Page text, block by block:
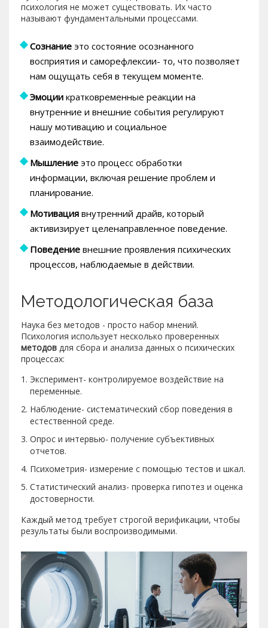
психология не может существовать. Их часто
называют фундаментальными процессами.
Сознание это состояние осознанного
восприятия и саморефлексии- то, что позволяет
нам ощущать себя в текущем моменте.
Эмоции кратковременные реакции на
внутренние и внешние события регулируют
нашу мотивацию и социальное
взаимодействие.
Мышление это процесс обработки
информации, включая решение проблем и
планирование.
Мотивация внутренний драйв, который
активизирует целенаправленное поведение.
Поведение внешние проявления психических
процессов, наблюдаемые в действии.
Методологическая база
Наука без методов - просто набор мнений.
Психология использует несколько проверенных
методов для сбора и анализа данных о психических
процессах:
Эксперимент- контролируемое воздействие на
переменные.
Наблюдение- систематический сбор поведения в
естественной среде.
Опрос и интервью- получение субъективных
отчетов.
Психометрия- измерение с помощью тестов и шкал.
Статистический анализ- проверка гипотез и оценка
достоверности.
Каждый метод требует строгой верификации, чтобы
результаты были воспроизводимыми.